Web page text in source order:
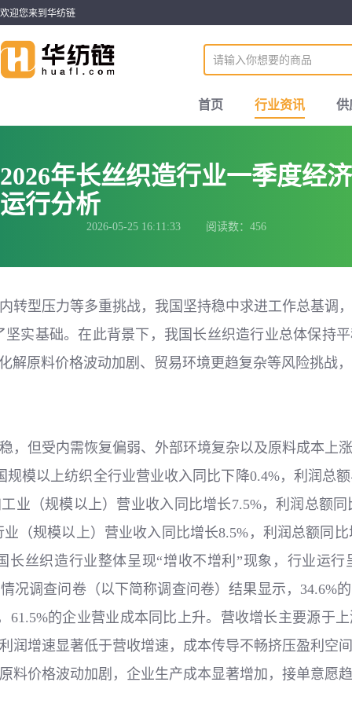
欢迎您来到华纺链
首页 行业资讯 供
2026年长丝织造行业一季度经济
运行分析
2026-05-25 16:11:33 阅读数：456
转型压力等多重挑战，我国坚持稳中求进工作总基调
实基础。在此背景下，我国长丝织造行业总体保持
解原料价格波动加剧、贸易环境更趋复杂等风险挑战
，但受内需恢复偏弱、外部环境复杂以及原料成本上
模以上纺织全行业营业收入同比下降0.4%，利润总
业（规模以上）营业收入同比增长7.5%，利润总额
（规模以上）营业收入同比增长8.5%，利润总额同
长丝织造行业整体呈现“增收不增利”现象，行业运
况调查问卷（以下简称调查问卷）结果显示，34.6%
61.5%的企业营业成本同比上升。营收增长主要源于
润增速显著低于营收增速，成本传导不畅挤压盈利空
料价格波动加剧，企业生产成本显著增加，接单意愿